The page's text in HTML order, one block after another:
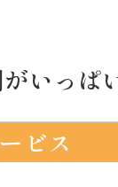
いっぱ
ビス